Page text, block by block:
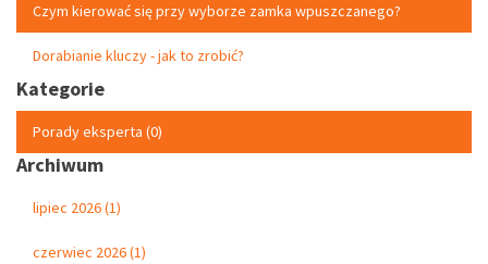
Czym kierować się przy wyborze zamka wpuszczanego?
Dorabianie kluczy - jak to zrobić?
Kategorie
Porady eksperta (0)
Archiwum
lipiec 2026 (1)
czerwiec 2026 (1)